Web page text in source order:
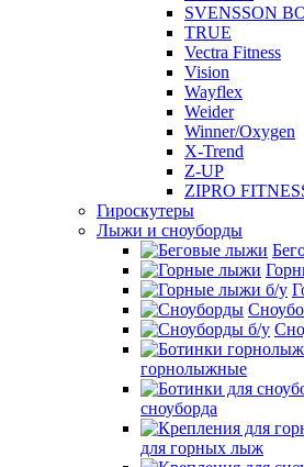
SVENSSON
TRUE
Vectra Fitness
Vision
Wayflex
Weider
Winner/Oxygen
X-Trend
Z-UP
ZIPRO
Гироскутеры
Лыжи и сноуборды
горнолыжные
сноуборда
для горных лыж